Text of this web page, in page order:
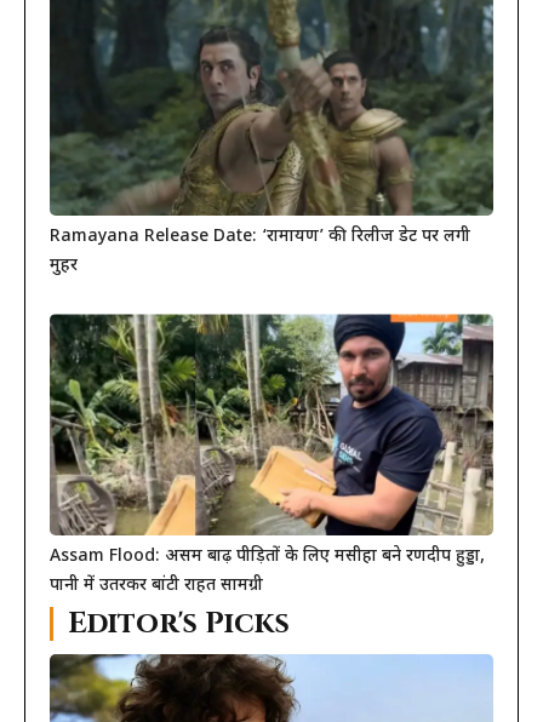
Ramayana Release Date: ‘रामायण’ की रिलीज डेट पर लगी
मुहर
Assam Flood: असम बाढ़ पीड़ितों के लिए मसीहा बने रणदीप हुड्डा,
पानी में उतरकर बांटी राहत सामग्री
Editor's Picks